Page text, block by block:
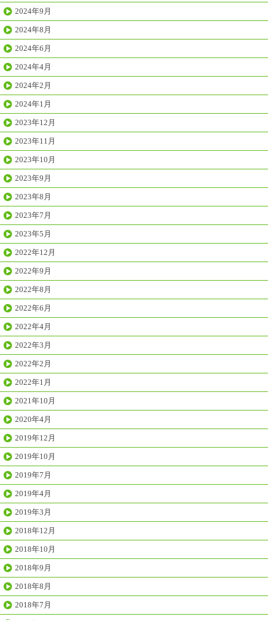
2024年9月
2024年8月
2024年6月
2024年4月
2024年2月
2024年1月
2023年12月
2023年11月
2023年10月
2023年9月
2023年8月
2023年7月
2023年5月
2022年12月
2022年9月
2022年8月
2022年6月
2022年4月
2022年3月
2022年2月
2022年1月
2021年10月
2020年4月
2019年12月
2019年10月
2019年7月
2019年4月
2019年3月
2018年12月
2018年10月
2018年9月
2018年8月
2018年7月